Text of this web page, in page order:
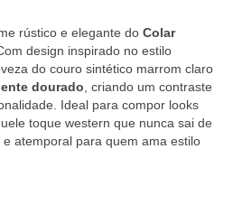
rústico e elegante do Colar
Com design inspirado no estilo
do couro sintético marrom claro
dourado , criando um contraste
Ideal para compor looks
toque western que nunca sai de
atemporal para quem ama estilo